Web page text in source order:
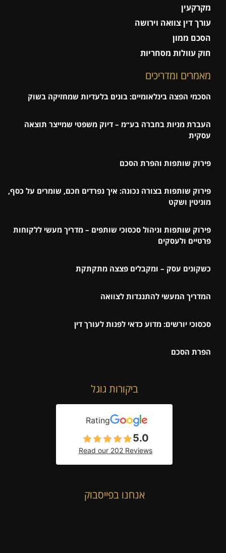
מקרקעין
עורך דין צוואה וירושה
הסכם ממון
חוק עוולות מסחריות
מאמרים ומדריכים
הסכמי הפצה בינלאומיים: בונים בלעדיות שמחזיקה בשוק
העברת מניות בחברה בע״מ – דיוק משפטי שמייצר תוצאה
עסקית
פירוק שותפות והפרת הסכם
פירוק שותפות בצורה נכונה: איך נפרדים חכם, שומרים על כסף,
מוניטין ושקט
פירוק שותפות וניהול סכסוכי שותפים – מדריך מעשי ללקוחות
פרטיים ולעסקים
כשקונים עסק – ומקבלים פצצה מתקתקת
המדריך המעשי להתנגדות לצוואה
סכסוכי יורשים: מדוע כדאי לפנות לעורך דין
הפרת הסכם
ביקורות גוגל
Rating
5.0
Read our 202 Reviews
אנחנו בפייסבוק